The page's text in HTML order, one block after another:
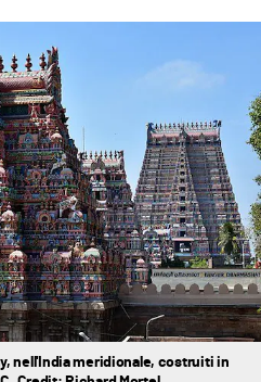
nell'India meridionale, costruiti in